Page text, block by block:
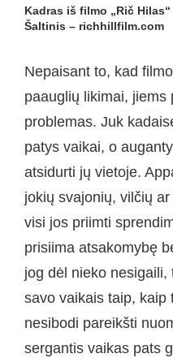
Kadras iš filmo „Rič Hilas“
Šaltinis – richhillfilm.com
Nepaisant to, kad
paauglių likimai, jiems
problemas. Juk
patys vaikai, o
atsidurti jų vietoje.
jokių svajonių, vilčių
visi jos priimti
prisiima atsakomybę
jog dėl nieko
savo vaikais taip, kaip
nesibodi pareikšti
sergantis vaikas pats